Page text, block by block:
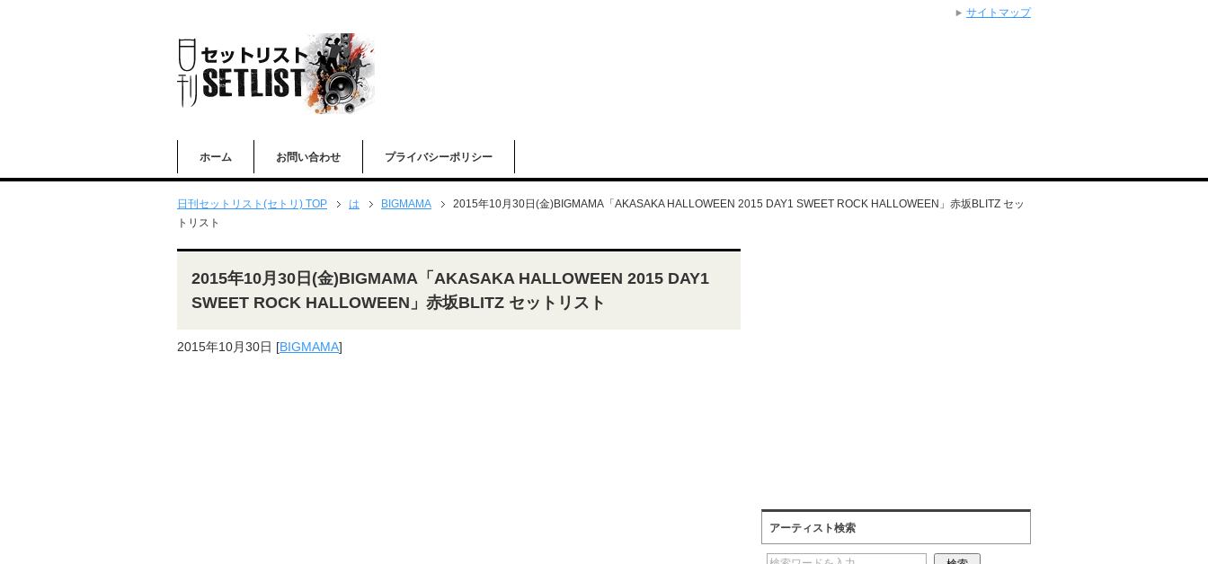
ホーム お問い合わせ プライバシーポリシー
日刊セットリスト(セトリ) TOP は BIGMAMA
2015年10月30日(金)BIGMAMA「AKASAKA HALLOWEEN 2015 DAY1 SWEET ROCK HALLOWEEN」赤坂BLITZ セッ
トリスト
2015年10月30日(金)BIGMAMA「AKASAKA HALLOWEEN 2015 DAY1
SWEET ROCK HALLOWEEN」赤坂BLITZ セットリスト
2015年10月30日 [BIGMAMA]
アーティスト検索
サイトマップ